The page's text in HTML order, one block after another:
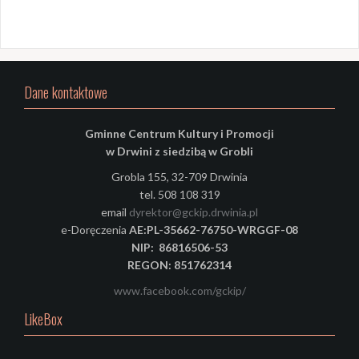
Dane kontaktowe
Gminne Centrum Kultury i Promocji
w Drwini z siedzibą w Grobli
Grobla 155, 32-709 Drwinia
tel. 508 108 319
email dyrektor@gckip.drwinia.pl
e-Doręczenia AE:PL-35662-76750-WRGGF-08
NIP: 86816506-53
REGON: 851762314
www.facebook.com/gckip/
LikeBox